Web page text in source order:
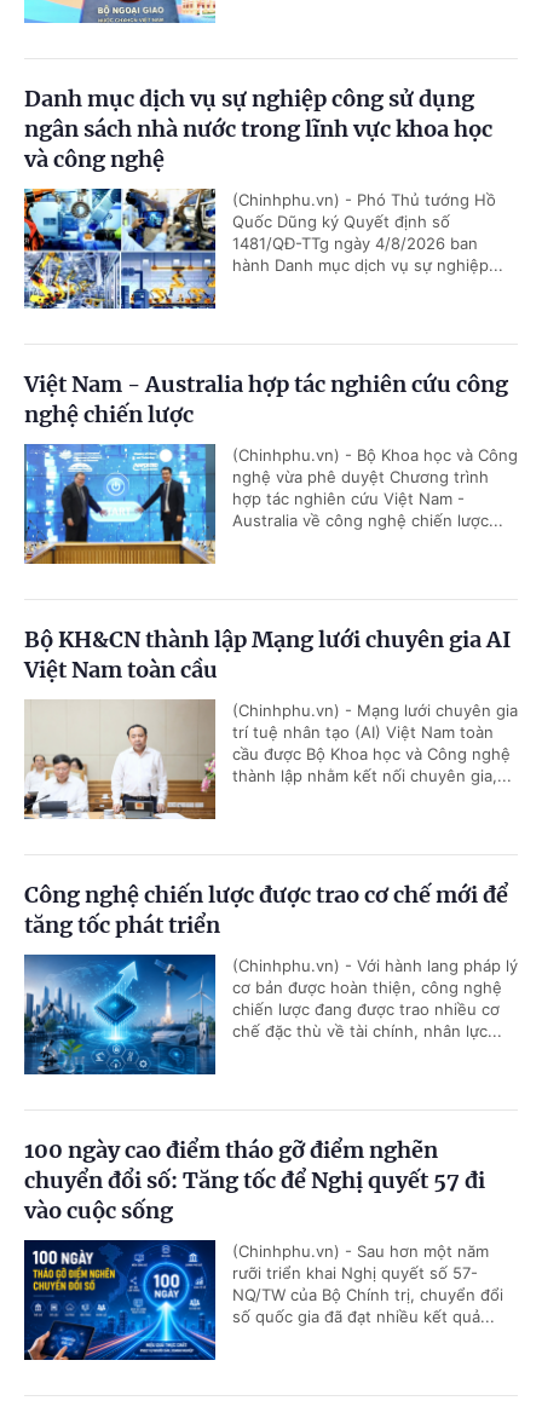
Danh mục dịch vụ sự nghiệp công sử dụng
ngân sách nhà nước trong lĩnh vực khoa học
và công nghệ
(Chinhphu.vn) - Phó Thủ tướng Hồ
Quốc Dũng ký Quyết định số
1481/QĐ-TTg ngày 4/8/2026 ban
hành Danh mục dịch vụ sự nghiệp...
Việt Nam - Australia hợp tác nghiên cứu công
nghệ chiến lược
(Chinhphu.vn) - Bộ Khoa học và Công
nghệ vừa phê duyệt Chương trình
hợp tác nghiên cứu Việt Nam -
Australia về công nghệ chiến lược...
Bộ KH&CN thành lập Mạng lưới chuyên gia AI
Việt Nam toàn cầu
(Chinhphu.vn) - Mạng lưới chuyên gia
trí tuệ nhân tạo (AI) Việt Nam toàn
cầu được Bộ Khoa học và Công nghệ
thành lập nhằm kết nối chuyên gia,...
Công nghệ chiến lược được trao cơ chế mới để
tăng tốc phát triển
(Chinhphu.vn) - Với hành lang pháp lý
cơ bản được hoàn thiện, công nghệ
chiến lược đang được trao nhiều cơ
chế đặc thù về tài chính, nhân lực...
100 ngày cao điểm tháo gỡ điểm nghẽn
chuyển đổi số: Tăng tốc để Nghị quyết 57 đi
vào cuộc sống
(Chinhphu.vn) - Sau hơn một năm
rưỡi triển khai Nghị quyết số 57-
NQ/TW của Bộ Chính trị, chuyển đổi
số quốc gia đã đạt nhiều kết quả...